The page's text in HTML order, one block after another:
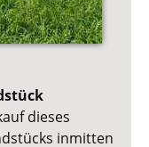
dieses
inmitten